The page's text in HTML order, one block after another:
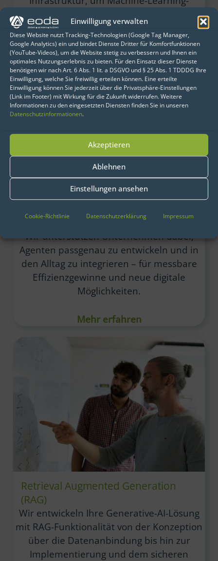
Einwilligung verwalten
Diese Website nutzt Tracking-Technologien (Google Tag Manager,
Google Analytics) ein und bindet Dienste Dritter für Komfortfunktionen
(YouTube-Videos), um die Website stetig zu verbessern und Ihnen ein
optimales Nutzungserlebnis zu bieten. Für den Einsatz dieser Dienste
benötigen wir nach Art. 6 Abs. 1 lit. a DSGVO und § 25 Abs. 1 TDDDG Ihre
Einwilligung, welche Sie freiwillig erteilen können. Eine erteilte
Einwilligung können Sie jederzeit über die Privatsphäre-Einstellungen
(Link im Footer) mit Wirkung für die Zukunft widerrufen. Weitere
Informationen zu den eingesetzten Diensten finden Sie in unseren
Datenschutzinformationen.
Akzeptieren
Ablehnen
Einstellungen ansehen
Cookie-Richtlinie Datenschutzerklärung Impressum
Anwendungen zuverlässig, skalierbar und
wartbar zu machen.
Mehr erfahren
KI-Agenten: Beratung & Entwicklung
Wir unterstützen Unternehmen dabei,
Agenten passgenau zu entwickeln und in
den Alltag zu integrieren – für messbare
Effizienzgewinne und neue digitale
Möglichkeiten.
Mehr erfahren
Retrieval Augmented Generation
(RAG)
Wir entwickeln Ihre Generative-AI-Lösung
mit RAG-Funktionalität von der Konzeption
über die Datenanbindung bis hin zur
Implementierung und dem sicheren